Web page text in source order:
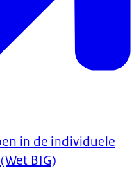
in de individuele
BIG)